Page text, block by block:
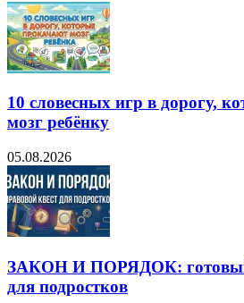
10 словесных игр в дорогу,
мозг ребёнку
05.08.2026
ЗАКОН И ПОРЯДОК: готовый
для подростков